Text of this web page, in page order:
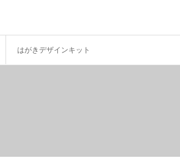
はがきデザインキット